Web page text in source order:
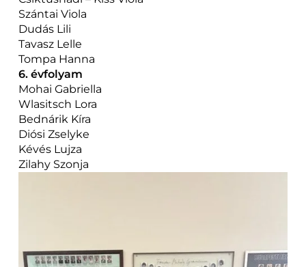
Szántai Viola
Dudás Lili
Tavasz Lelle
Tompa Hanna
6. évfolyam
Mohai Gabriella
Wlasitsch Lora
Bednárik Kíra
Diósi Zselyke
Kévés Lujza
Zilahy Szonja